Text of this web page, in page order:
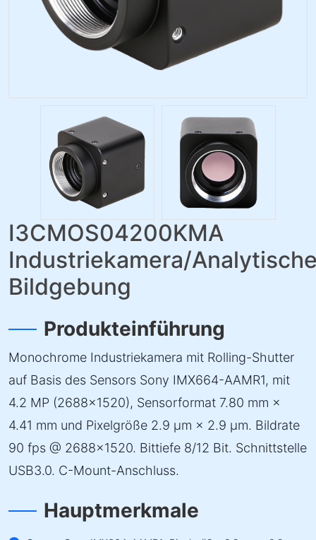
I3CMOS04200KMA
Industriekamera/
Bildgebung
Produkteinführung
Monochrome Industriekamera mit Rolling-Shutter
auf Basis des Sensors Sony IMX664-AAMR1, mit
4.2 MP (2688×1520), Sensorformat 7.80 mm ×
4.41 mm und Pixelgröße 2.9 µm × 2.9 µm. Bildrate
90 fps @ 2688×1520. Bittiefe 8/12 Bit. Schnittstelle
USB3.0. C-Mount-Anschluss.
Hauptmerkmale